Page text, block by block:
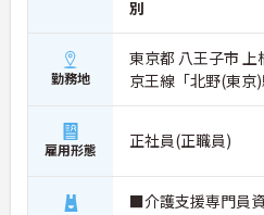
別
勤務地
東京都 八王子市 上
京王線「北野(東京
雇用形態 正社員(正職員)
■介護支援専門員